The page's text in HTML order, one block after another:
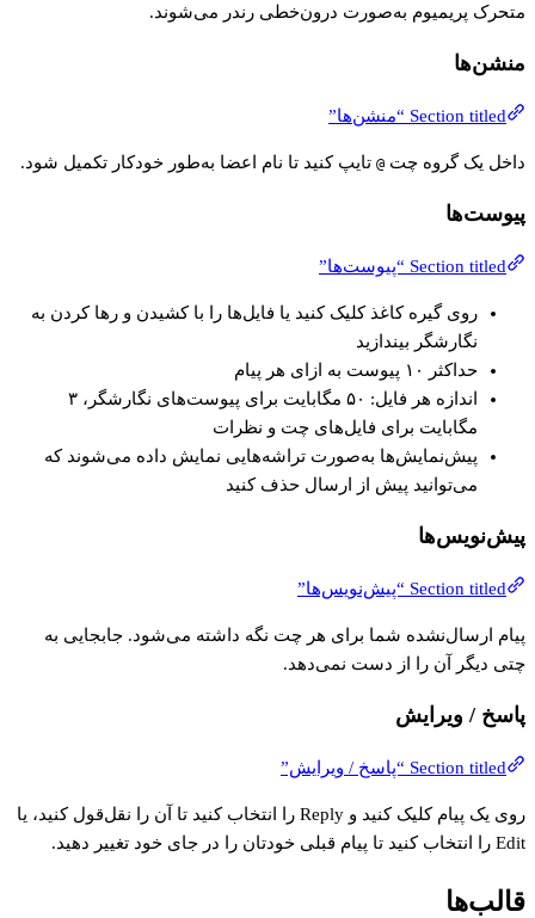
متحرک پریمیوم به‌صورت درون‌خطی رندر می‌شوند.
منشن‌ها
Section titled “منشن‌ها”
داخل یک گروه چت @ تایپ کنید تا نام اعضا به‌طور خودکار تکمیل شود.
پیوست‌ها
Section titled “پیوست‌ها”
روی گیره کاغذ کلیک کنید یا فایل‌ها را با کشیدن و رها کردن به
نگارشگر بیندازید
حداکثر ۱۰ پیوست به ازای هر پیام
اندازه هر فایل: ۵۰ مگابایت برای پیوست‌های نگارشگر، ۳
مگابایت برای فایل‌های چت و نظرات
پیش‌نمایش‌ها به‌صورت تراشه‌هایی نمایش داده می‌شوند که
می‌توانید پیش از ارسال حذف کنید
پیش‌نویس‌ها
Section titled “پیش‌نویس‌ها”
پیام ارسال‌نشده شما برای هر چت نگه داشته می‌شود. جابجایی به
چتی دیگر آن را از دست نمی‌دهد.
پاسخ / ویرایش
Section titled “پاسخ / ویرایش”
روی یک پیام کلیک کنید و Reply را انتخاب کنید تا آن را نقل‌قول کنید، یا
Edit را انتخاب کنید تا پیام قبلی خودتان را در جای خود تغییر دهید.
قالب‌ها